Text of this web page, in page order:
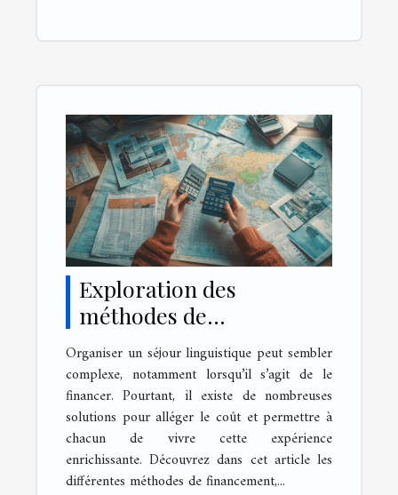
Exploration des
méthodes de
financement pour un
séjour linguistique
Organiser un séjour linguistique peut sembler
complexe, notamment lorsqu’il s’agit de le
financer. Pourtant, il existe de nombreuses
solutions pour alléger le coût et permettre à
chacun de vivre cette expérience
enrichissante. Découvrez dans cet article les
différentes méthodes de financement,...